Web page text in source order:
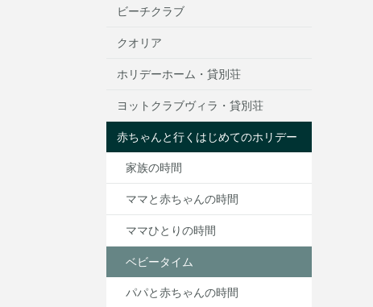
ビーチクラブ
クオリア
ホリデーホーム・貸別荘
ヨットクラブヴィラ・貸別荘
赤ちゃんと行くはじめてのホリデー
家族の時間
ママと赤ちゃんの時間
ママひとりの時間
ベビータイム
パパと赤ちゃんの時間